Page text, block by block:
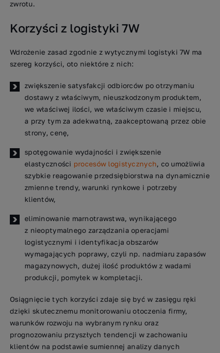
zwrotu.
Korzyści z logistyki 7W
Wdrożenie zasad zgodnie z wytycznymi logistyki 7W ma
szereg korzyści, oto niektóre z nich:
zwiększenie satysfakcji odbiorców po otrzymaniu
dostawy z właściwym, nieuszkodzonym produktem,
we właściwej ilości, we właściwym czasie i miejscu,
a przy tym za adekwatną, zaakceptowaną przez obie
strony, cenę,
spotęgowanie wydajności i zwiększenie
elastyczności procesów logistycznych, co umożliwia
szybkie reagowanie przedsiębiorstwa na dynamicznie
zmienne trendy, warunki rynkowe i potrzeby
klientów,
eliminowanie marnotrawstwa, wynikającego
z nieoptymalnego zarządzania operacjami
logistycznymi i identyfikacja obszarów
wymagających poprawy, czyli np. nadmiaru zapasów
magazynowych, dużej ilość produktów z wadami
produkcji, pomyłek w kompletacji.
Osiągnięcie tych korzyści zdaje się być w zasięgu ręki
dzięki skutecznemu monitorowaniu otoczenia firmy,
warunków rozwoju na wybranym rynku oraz
prognozowaniu przyszłych tendencji w zachowaniu
klientów na podstawie sumiennej analizy danych